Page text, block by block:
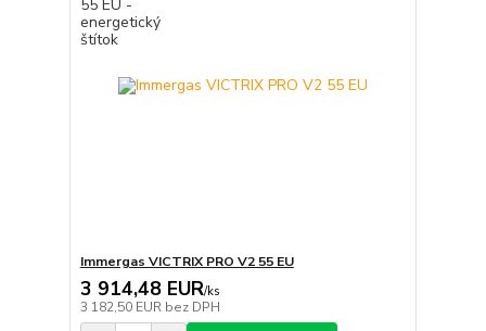
Immergas VICTRIX PRO V2 55 EU
3 914,48 EUR/ks
3 182,50 EUR bez DPH